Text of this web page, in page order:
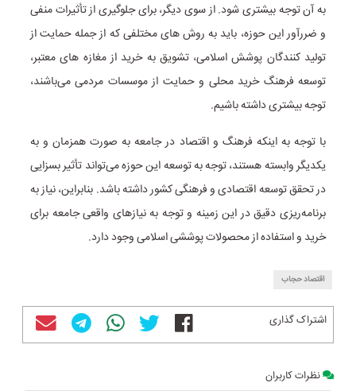
به آن توجه بیشتری شود. از سوی دیگر، برای جلوگیری از تأثیرات منفی
و ضررآور این حوزه، باید به روش های مختلفی که از جمله حمایت از
تولید کنندگان پوشش اسلامی، تشویق به خرید از مغازه های معتبر،
توسعه فرهنگ خرید محلی و حمایت از موسسات مردمی می‌باشند،
توجه بیشتری داشته باشیم.
با توجه به اینکه فرهنگ و اقتصاد در جامعه به صورت همزمان و به
یکدیگر وابسته هستند، توجه به توسعه این حوزه می‌تواند تأثیر بسزایی
در تحقق توسعه اقتصادی و فرهنگی کشور داشته باشد. بنابراین، نیاز به
برنامه‌ریزی دقیق در این زمینه و توجه به نیازهای واقعی جامعه برای
خرید و استفاده از محصولات پوششی اسلامی وجود دارد.
اقتصاد حجاب
اشتراک گذاری
نظرات کاربران